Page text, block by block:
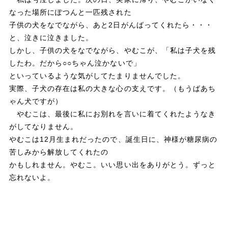
なった場所にぽつんと一匹残された
子供の犬をなでながら、あと2日がんばってくれたら・・・
と、泣きに泣きました。
しかし、子供の犬をなでながら、やむこが、「私は子犬を残
したわ。だから○○ちゃん泣かないで」
といっているような気がしてたまりませんでした。
実際、子犬の存在は私の大きな心の支えです。（もうばあち
ゃん犬ですが）
やむこは、最後に私にお別れを言いに着てくれたようなき
がしてなりません。
やむこは12月生まれだったので、誕生日に、神様が糖尿病の
苦しみから解放してくれたの
かもしれません。やむこ。いい思い出をありがとう。ずっと
忘れないよ。